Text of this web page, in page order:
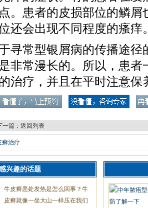
。患者的皮损部位的鳞屑
还会出现不同程度的瘙痒
寻常型银屑病的传播途径
非常漫长的。所以，患者
治疗，并且在平时注意保
一篇： 返回列表
癣治疗
兴趣的话题
牛皮癣患处发热是怎么回事？牛
皮癣就像一坐大山一样压在我们